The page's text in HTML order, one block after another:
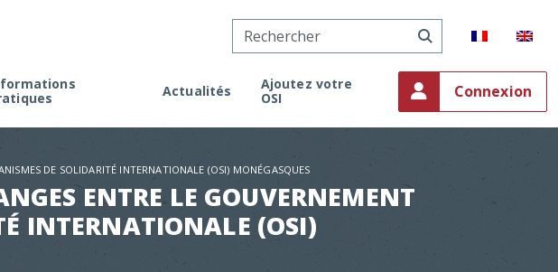
Faire une demande d’agrément
Rappel de la réglementation
à projets
Actualités
Ajoutez votre
OSI
Connexion
DE SOLIDARITÉ INTERNATIONALE (OSI) MONÉGASQUES
ENTRE LE GOUVERNEMENT
INTERNATIONALE (OSI)